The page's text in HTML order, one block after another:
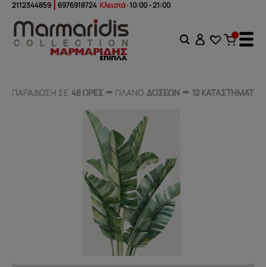
2112344859 6976918724 Κλειστά· 10:00 - 21:00
ΠΑΡΑΔΟΣΗ ΣΕ 48 ΩΡΕΣ ΠΛΑΝΟ ΔΟΣΕΩΝ 12 ΚΑΤΑΣΤΗΜΑΤΑ
ΠΑΡΑΔΟΣΗ ΣΕ 48 ΩΡΕΣ ΠΛΑΝΟ ΔΟΣΕΩΝ 12 ΚΑΤΑΣΤΗΜΑΤΑ